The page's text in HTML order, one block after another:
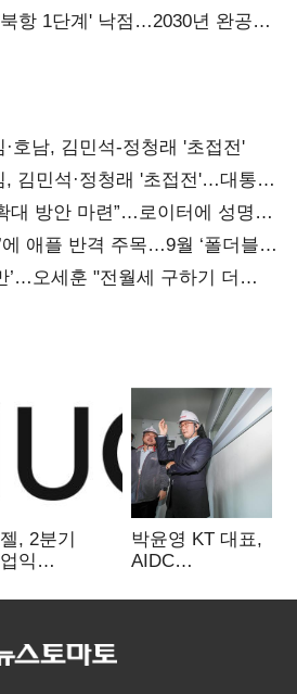
항 1단계' 낙점…2030년 완공
호남, 김민석-정청래 '초접전'
김민석·정청래 '초접전'…대통령
합)
대 방안 마련”…로이터에 성명
에 애플 반격 주목…9월 ‘폴더블
’…오세훈 "전월세 구하기 더
, 2분기
익
하락
박윤영 KT 대표,
AIDC
플랫폼 핵심